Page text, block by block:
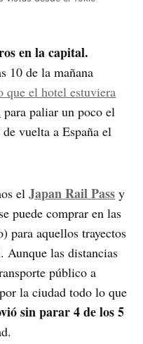
en la capital.
10 de la mañana
que el hotel estuviera
para paliar un poco el
vuelta a España el
elJapan Rail Pass y
puede comprar en las
para aquellos trayectos
Aunque las distancias
público a
la ciudad todo lo que
sin parar 4 de los 5